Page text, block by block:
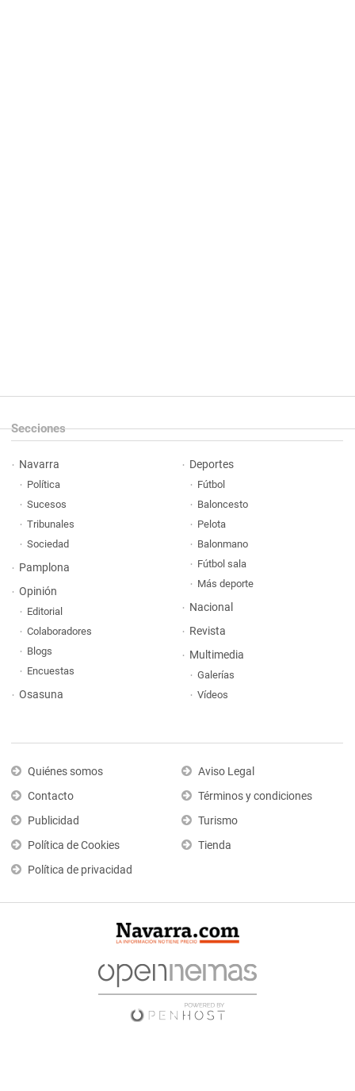
Secciones
Navarra
Política
Sucesos
Tribunales
Sociedad
Pamplona
Opinión
Editorial
Colaboradores
Blogs
Encuestas
Osasuna
Deportes
Fútbol
Baloncesto
Pelota
Balonmano
Fútbol sala
Más deporte
Nacional
Revista
Multimedia
Galerías
Vídeos
Quiénes somos
Contacto
Publicidad
Política de Cookies
Política de privacidad
Aviso Legal
Términos y condiciones
Turismo
Tienda